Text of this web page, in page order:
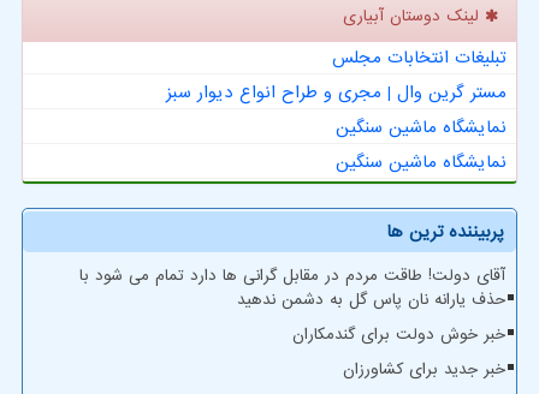
لینک دوستان آبیاری
تبلیغات انتخابات مجلس
مستر گرین وال | مجری و طراح انواع دیوار سبز
نمایشگاه ماشین سنگین
نمایشگاه ماشین سنگین
پربیننده ترین ها
آقای دولت! طاقت مردم در مقابل گرانی ها دارد تمام می شود با
حذف یارانه نان پاس گل به دشمن ندهید
خبر خوش دولت برای گندمکاران
خبر جدید برای کشاورزان